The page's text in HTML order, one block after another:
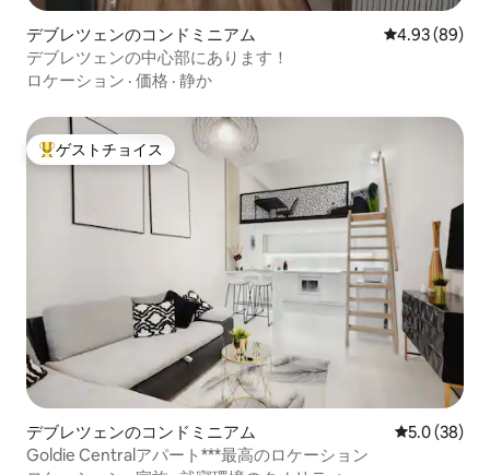
デブレツェンのコンドミニアム レビュー89
4.93 (89)
デブレツェンの中心部にあります！
ロケーション · 価格 · 静か
大好評のゲストチョイスです。
ゲストチョイス
デブレツェンのコンドミニアム レビュー38
5.0 (38)
Goldie Centralアパート***最高のロケーション